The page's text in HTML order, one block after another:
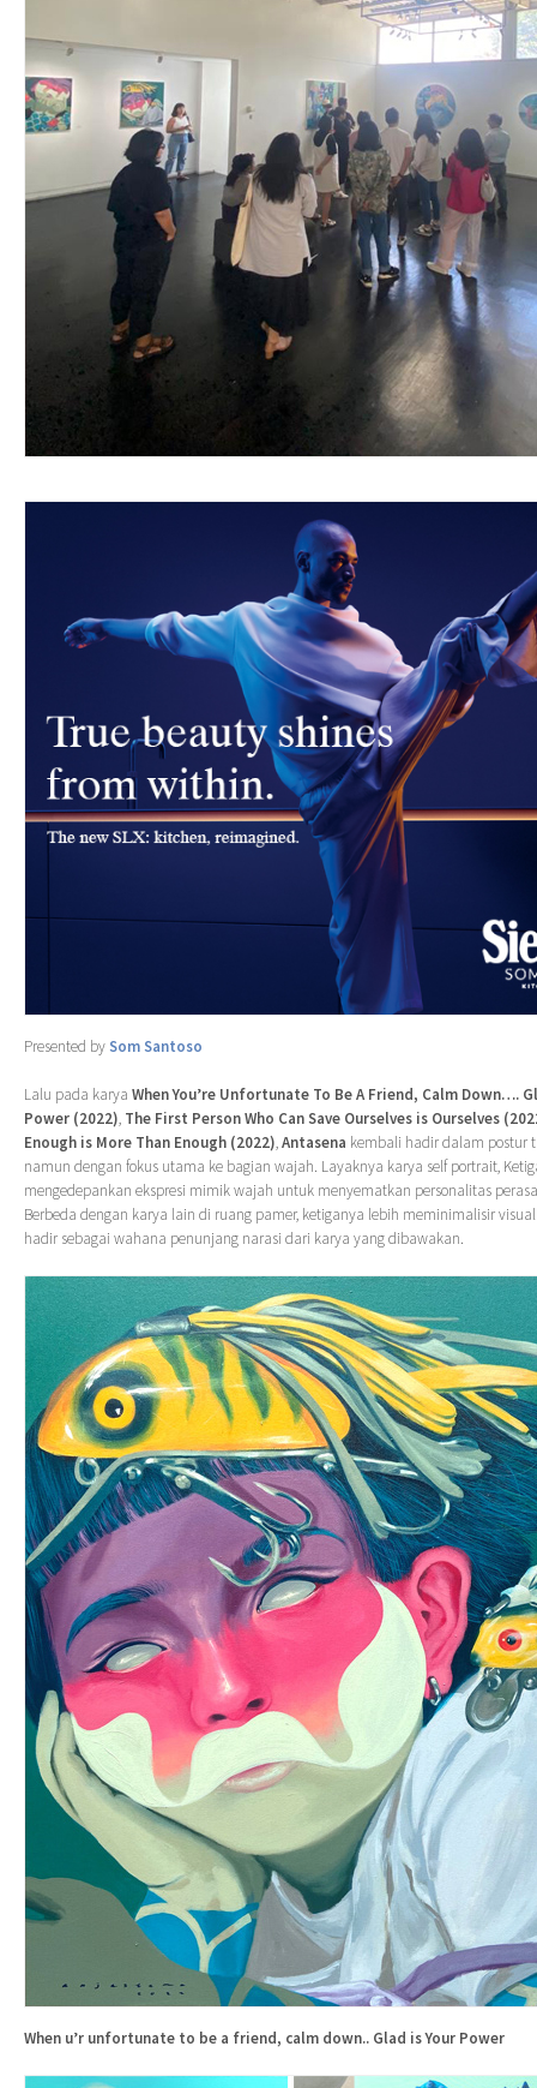
Presented by Som Santoso
Lalu pada karya When You’re Unfortunate To Be A Friend, Calm Down….
Power (2022), The First Person Who Can Save Ourselves is Ourselves
Enough is More Than Enough (2022),Antasena kembali hadir dalam postur
namun dengan fokus utama ke bagian wajah. Layaknya karya self portrait,
mengedepankan ekspresi mimik wajah untuk menyematkan personalitas
Berbeda dengan karya lain di ruang pamer, ketiganya lebih meminimalisir
hadir sebagai wahana penunjang narasi dari karya yang dibawakan.
When u’r unfortunate to be a friend, calm down.. Glad is Your Power